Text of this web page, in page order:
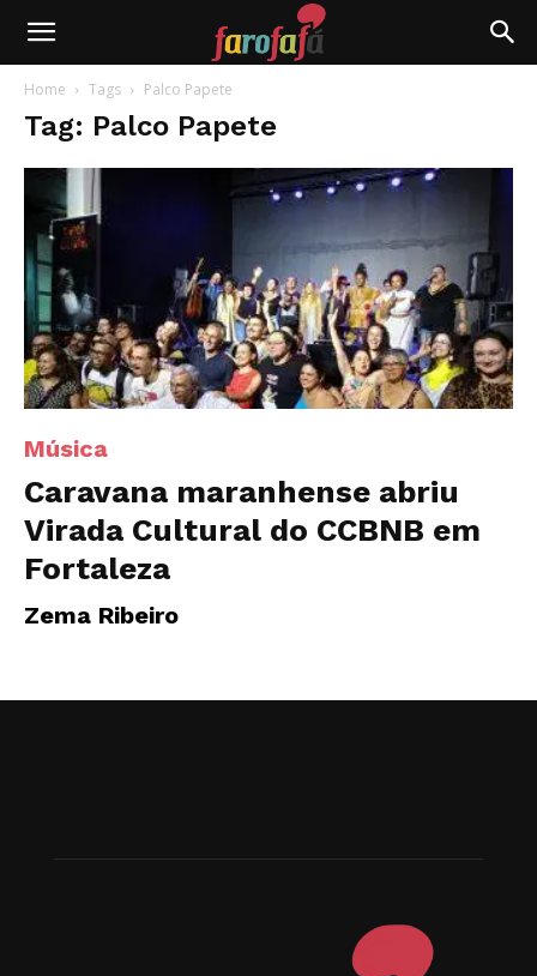
Farofafá
Home Tags Palco Papete
Tag: Palco Papete
Música
Caravana maranhense abriu
Virada Cultural do CCBNB em
Fortaleza
Zema Ribeiro